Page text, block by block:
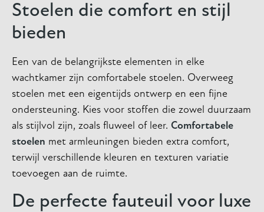
Stoelen die comfort en stijl
bieden
Een van de belangrijkste elementen in elke
wachtkamer zijn comfortabele stoelen. Overweeg
stoelen met een eigentijds ontwerp en een fijne
ondersteuning. Kies voor stoffen die zowel duurzaam
als stijlvol zijn, zoals fluweel of leer. Comfortabele
stoelen met armleuningen bieden extra comfort,
terwijl verschillende kleuren en texturen variatie
toevoegen aan de ruimte.
De perfecte fauteuil voor luxe